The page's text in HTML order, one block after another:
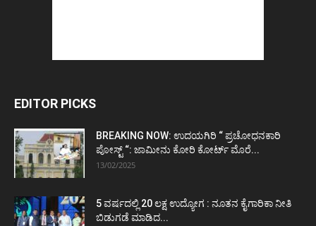
EDITOR PICKS
BREAKING NOW: ಉದಯಗಿರಿ “ ಪ್ರಚೋಧನಕಾರಿ
ಪೋಸ್ಟ್‌ “: ಜಾಮೀನು ಕೋರಿ ಕೋರ್ಟ್‌ ಮೊರೆ...
13/02/2025
5 ವರ್ಷದಲ್ಲಿ 20 ಲಕ್ಷ ಉದ್ಯೋಗ : ನೂತನ ಕೈಗಾರಿಕಾ ನೀತಿ
ಬಿಡುಗಡೆ ಮಾಡಿದ...